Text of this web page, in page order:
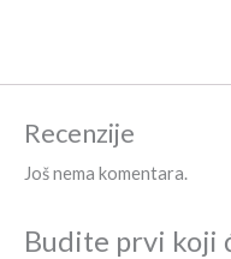
Recenzije
Još nema komentara.
Budite prvi koji